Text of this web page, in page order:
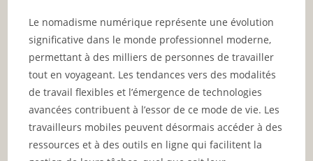
Le nomadisme numérique représente une évolution
significative dans le monde professionnel moderne,
permettant à des milliers de personnes de travailler
tout en voyageant. Les tendances vers des modalités
de travail flexibles et l’émergence de technologies
avancées contribuent à l’essor de ce mode de vie. Les
travailleurs mobiles peuvent désormais accéder à des
ressources et à des outils en ligne qui facilitent la